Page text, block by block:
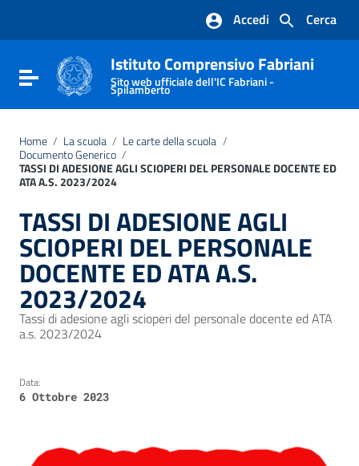
Vai al footer
Cerca
Accedi
Attiva / disattiva la navigazione
Istituto Comprensivo Fabriani
Sito web ufficiale dell'IC Fabriani -
Spilamberto
Home / La scuola / Le carte della scuola /
Documento Generico /
TASSI DI ADESIONE AGLI SCIOPERI DEL PERSONALE DOCENTE ED
ATA A.S. 2023/2024
TASSI DI ADESIONE AGLI
SCIOPERI DEL PERSONALE
DOCENTE ED ATA A.S.
2023/2024
Tassi di adesione agli scioperi del personale docente ed ATA
a.s. 2023/2024
Data:
6 Ottobre 2023